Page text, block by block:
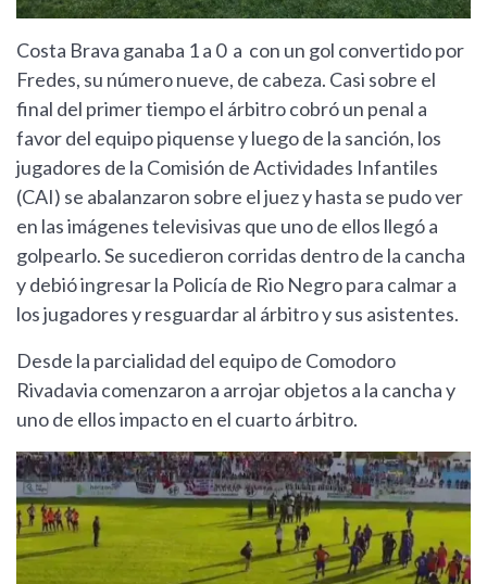
Costa Brava ganaba 1 a 0 a con un gol convertido por
Fredes, su número nueve, de cabeza. Casi sobre el
final del primer tiempo el árbitro cobró un penal a
favor del equipo piquense y luego de la sanción, los
jugadores de la Comisión de Actividades Infantiles
(CAI) se abalanzaron sobre el juez y hasta se pudo ver
en las imágenes televisivas que uno de ellos llegó a
golpearlo. Se sucedieron corridas dentro de la cancha
y debió ingresar la Policía de Rio Negro para calmar a
los jugadores y resguardar al árbitro y sus asistentes.
Desde la parcialidad del equipo de Comodoro
Rivadavia comenzaron a arrojar objetos a la cancha y
uno de ellos impacto en el cuarto árbitro.